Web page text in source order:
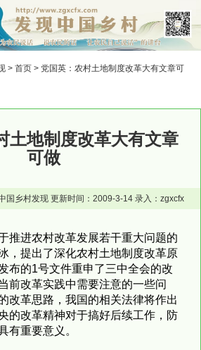
> 首页 > 党国英：农村土地制度改革大有文章可
土地制度改革大有文章
可做
国乡村发现 更新时间：2009-3-14 录入：zgxcfx
推进农村改革发展若干重大问题的
，提出了深化农村土地制度改革原
布的1号文件重申了三中全会的改
前改革实践中需要注意的一些问
改革思路，我国的相关法律将作出
的改革精神对于搞好后续工作，防
有重要意义。